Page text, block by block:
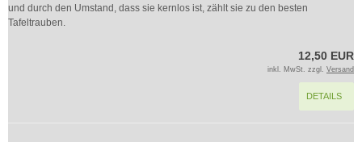
und durch den Umstand, dass sie kernlos ist, zählt sie zu den besten
Tafeltrauben.
12,50 EUR
inkl. MwSt. zzgl. Versand
DETAILS